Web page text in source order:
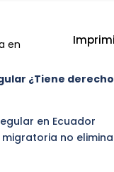
en
¿Tiene
en Ecuador
no